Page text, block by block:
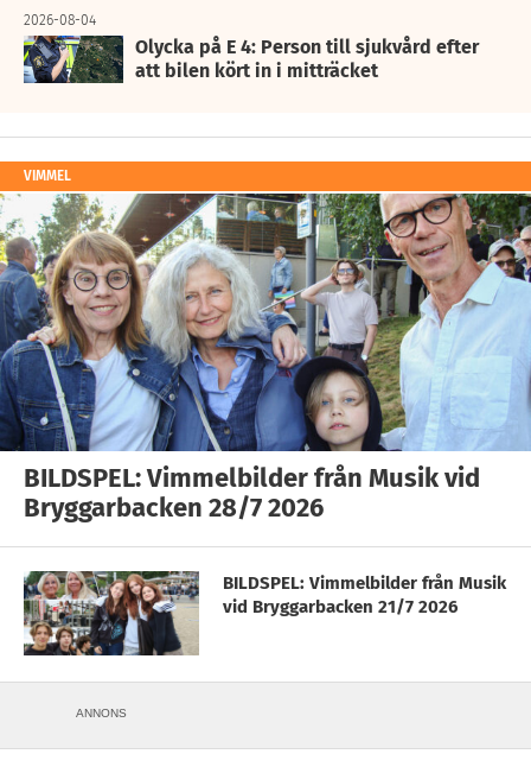
2026-08-04
Olycka på E 4: Person till sjukvård efter
att bilen kört in i mitträcket
VIMMEL
BILDSPEL: Vimmelbilder från Musik vid
Bryggarbacken 28/7 2026
BILDSPEL: Vimmelbilder från Musik
vid Bryggarbacken 21/7 2026
ANNONS